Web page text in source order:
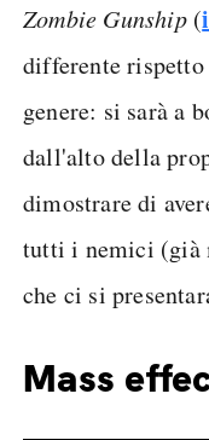
Zombie Gunship(
differente
genere: si sarà a
dall'alto della
dimostrare di
tutti i nemici (già
che ci si
Mass